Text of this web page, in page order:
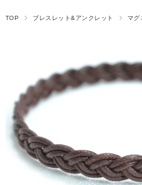
TOP ブレスレット&アンクレット マグ